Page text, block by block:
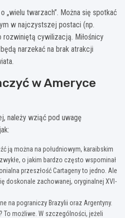
„wielu twarzach”. Można się spotkać
w najczystszej postaci (np.
rozwiniętą cywilizacją. Miłośnicy
narzekać na brak atrakcji
w Ameryce
należy wziąć pod uwagę
ją można na południowym, karaibskim
o jakim bardzo często wspominał
przeszłość Cartageny to jedno. Ale
doskonale zachowanej, oryginalnej XVI-
na pograniczy Brazylii oraz Argentyny.
To możliwe. W szczególności, jeżeli